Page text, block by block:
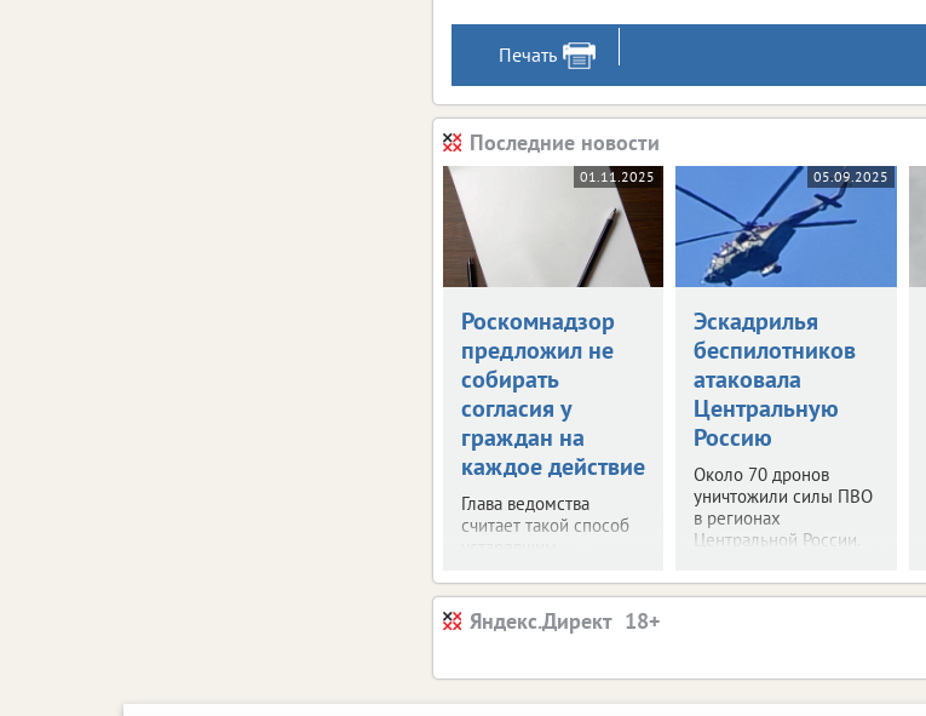
Печать
Последние новости
01.11.2025
Роскомнадзор
предложил не
собирать
согласия у
граждан на
каждое действие
Глава ведомства
считает такой способ
05.09.2025
Эскадрилья
беспилотников
атаковала
Центральную
Россию
Около 70 дронов
уничтожили силы ПВО
в регионах
Центральной России.
Яндекс.Директ